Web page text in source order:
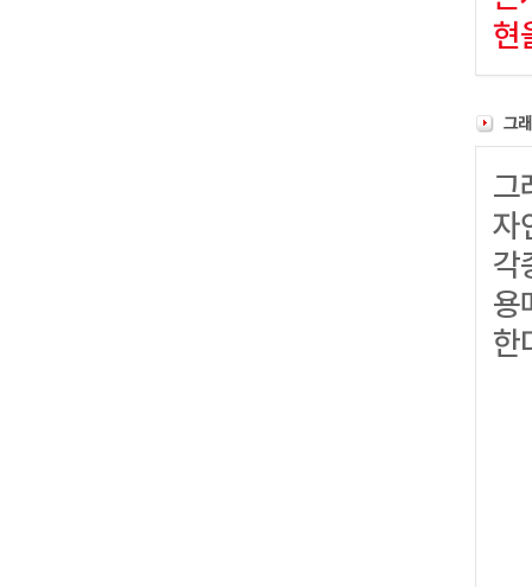
현
그
자
각
용
한